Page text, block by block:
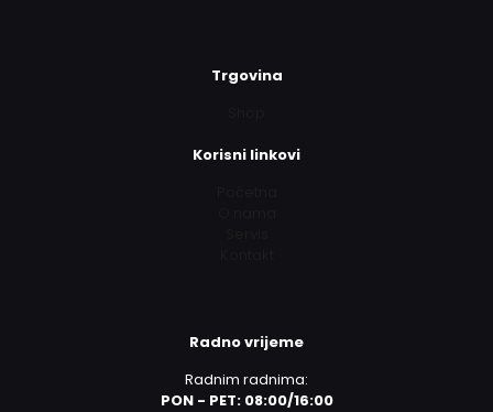
Trgovina
Korisni linkovi
Radno vrijeme
Radnim radnima:
PON - PET: 08:00/16:00